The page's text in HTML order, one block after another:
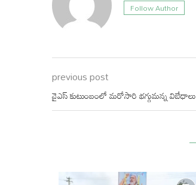
Follow Author
previous post
వైఎస్ కుటుంబంలో మరోసారి భగ్గుమన్న విబేధాలు